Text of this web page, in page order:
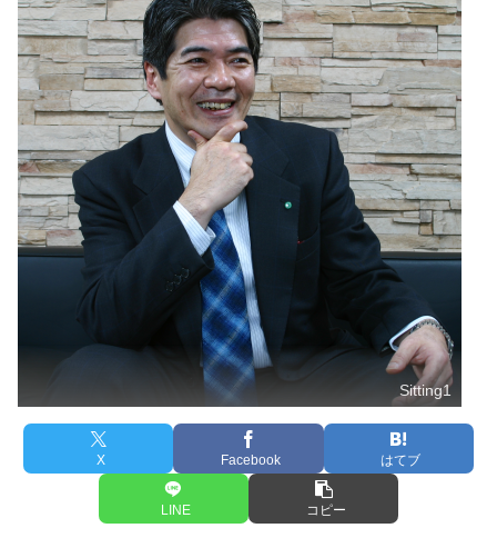
Sitting1
X Facebook はてブ
LINE コピー